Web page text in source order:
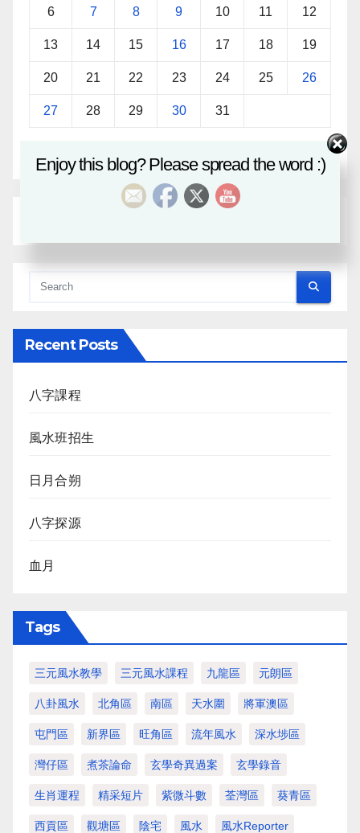
6 7 8 9 10 11 12
13 14 15 16 17 18 19
20 21 22 23 24 25 26
27 28 29 30 31
« Sep Nov »
Recent Posts
八字課程
風水班招生
日月合朔
八字探源
血月
Tags
三元風水教學 三元風水課程 九龍區 元朗區
八卦風水 北角區 南區 天水圍 將軍澳區
屯門區 新界區 旺角區 流年風水 深水埗區
灣仔區 煮茶論命 玄學奇異過案 玄學錄音
生肖運程 精采短片 紫微斗數 荃灣區 葵青區
西貢區 觀塘區 陰宅 風水 風水Reporter
Enjoy this blog? Please spread the word :)